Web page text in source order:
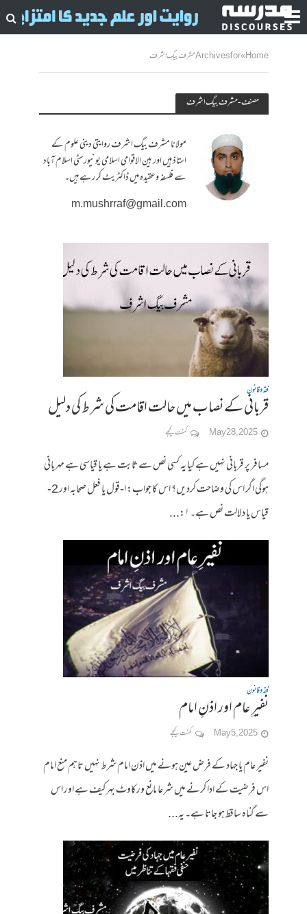
Home
»Archives for مشرف بیگ اشرف
مصنف - مشرف بیگ اشرف
مولانا مشرف بیگ اشرف روایتی دینی علوم کے
استاذ ہیں اور بین الاقوامی اسلامی یونیورسٹی اسلام آباد
سے فلسفہ وعقیدہ میں ڈاکٹریٹ کر رہے ہیں۔
m.mushrraf@gmail.com
فقہ وقانون
قربانی کے نصاب میں حالت اقامت کی شرط کی دلیل
May 28, 2025 کمنت کیجے
مسافر پر قربانی نہیں ہے کیا یہ کسی نص سے ثابت ہے یا قیاسی ہے مہربانی
ہوگی اگر اس کی وضاحت کردیں؟ اس کا جواب: ا-قول یا فعل صحابہ اور 2-
قیاس یا دلالت نص ہے۔ ۱:...
فقہ وقانون
نفیرِ عام اور اذنِ امام
May 5, 2025 کمنت کیجے
نفیر عام یا جہاد کے فرض عین ہونے میں اذن امام شرط نہیں تاہم منع امام
اس فرضیت کے ادا کرنے میں شرعا مانع ورکاوٹ بہر کیف ہے اور اس
سے گناہ ساقط ہو جاتا ہے۔ یہ...